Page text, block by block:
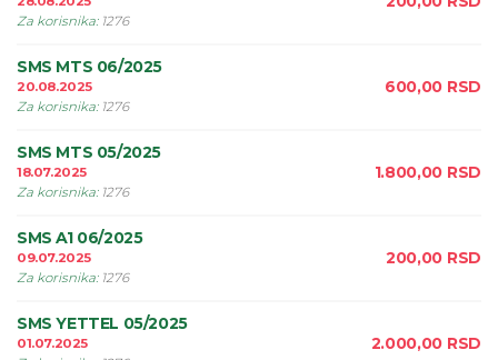
Za korisnika: 1276
SMS MTS 06/2025
20.08.2025
Za korisnika: 1276
600,00 RSD
SMS MTS 05/2025
18.07.2025
Za korisnika: 1276
1.800,00 RSD
SMS A1 06/2025
09.07.2025
Za korisnika: 1276
200,00 RSD
SMS YETTEL 05/2025
01.07.2025
2.000,00 RSD